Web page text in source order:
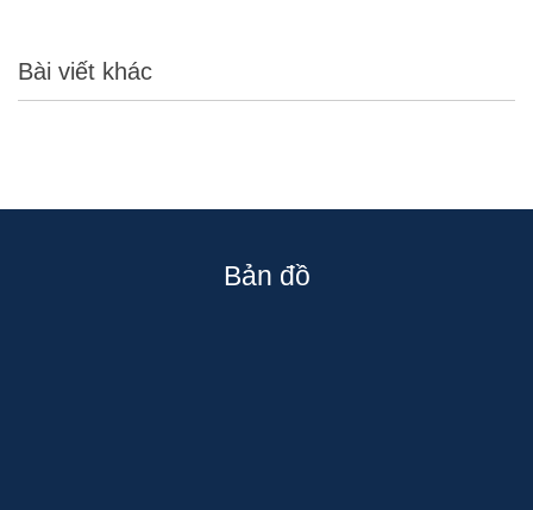
Bài viết khác
Bản đồ